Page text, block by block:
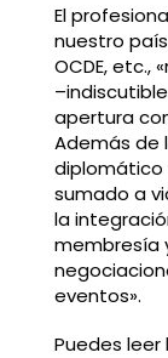
El
nuestro
OCDE, etc.,
apertura
Además de
diplomático
sumado a
la
membresía
eventos».
Puedes